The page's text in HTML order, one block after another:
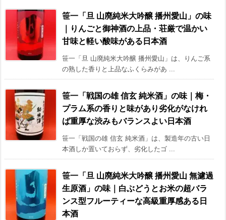
笹一「旦 山廃純米大吟醸 播州愛山」の味
｜りんごと御神酒の上品・荘厳で温かい
甘味と軽い酸味がある日本酒
笹一「旦 山廃純米大吟醸 播州愛山」は、りんご系
の熟した香りと上品なふくらみがあ ...
笹一「戦国の雄 信玄 純米酒」の味｜梅・
プラム系の香りと味があり劣化がなけれ
ば重厚な渋みもバランスよい日本酒
笹一「戦国の雄 信玄 純米酒」は、製造年の古い日
本酒しか置いておらず、劣化したゴ ...
笹一「旦 山廃純米大吟醸 播州愛山 無濾過
生原酒」の味｜白ぶどうとお米の超バラ
ンス型フルーティーな高級重厚感ある日
本酒